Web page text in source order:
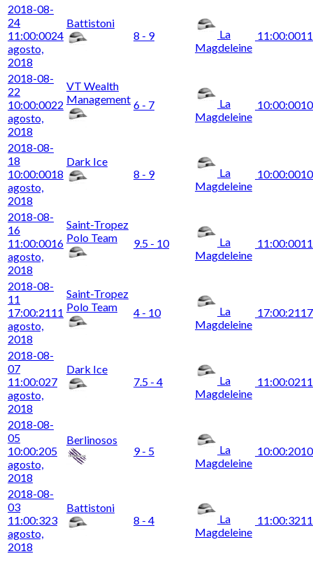
2018-08-
24
11:00:0024
agosto,
2018
Battistoni
8 - 9
La
Magdeleine
11:00:00
2018-08-
22
10:00:0022
agosto,
2018
VT Wealth
Management 6 - 7
La
Magdeleine
10:00:00
2018-08-
18
10:00:0018
agosto,
2018
Dark Ice
8 - 9
La
Magdeleine
10:00:00
2018-08-
16
11:00:0016
agosto,
2018
Saint-Tropez
Polo Team
9.5 - 10
La
Magdeleine
11:00:00
2018-08-
11
17:00:2111
agosto,
2018
Saint-Tropez
Polo Team
4 - 10
La
Magdeleine
17:00:21
2018-08-
07
11:00:027
agosto,
2018
Dark Ice
7.5 - 4
La
Magdeleine
11:00:02
2018-08-
05
10:00:205
agosto,
2018
Berlinosos
9 - 5
La
Magdeleine
10:00:20
2018-08-
03
11:00:323
agosto,
2018
Battistoni
8 - 4
La
Magdeleine
11:00:32